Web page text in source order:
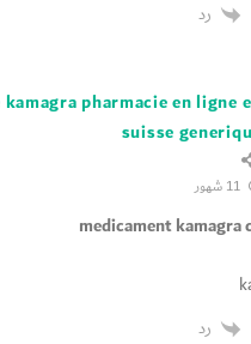
رد
pharmacie en ligne
suisse
medicament kamagra
رد